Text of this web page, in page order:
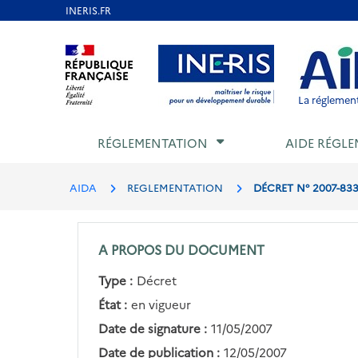
Aller au contenu Aller au menu Aller au
La
RÉGLEMENTATION AIDE
AIDA REGLEMENTATION DÉCRET N° 2007-
A PROPOS DU DOCUMENT
Type : Décret
État : en vigueur
Date de signature : 11/05/2007
Date de publication : 12/05/2007